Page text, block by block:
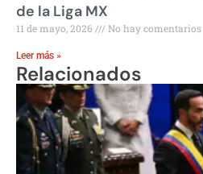
de la Liga MX
11 de mayo, 2026 No hay comentarios
Leer más »
Relacionados